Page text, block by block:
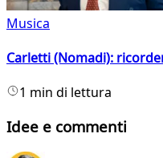
Musica
Carletti (Nomadi):
1 min di lettura
Idee e commenti